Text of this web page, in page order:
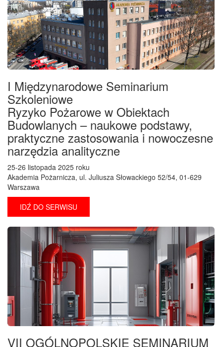
I Międzynarodowe Seminarium
Szkoleniowe
Ryzyko Pożarowe w Obiektach
Budowlanych – naukowe podstawy,
praktyczne zastosowania i nowoczesne
narzędzia analityczne
25-26 listopada 2025 roku
Akademia Pożarnicza, ul. Juliusza Słowackiego 52/54, 01-629
Warszawa
IDŹ DO SERWISU
VII OGÓLNOPOLSKIE SEMINARIUM